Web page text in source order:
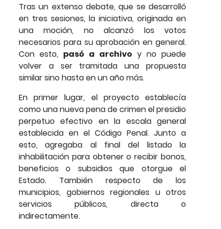
Tras un extenso debate, que se desarrolló
en tres sesiones, la iniciativa, originada en
una moción, no alcanzó los votos
necesarios para su aprobación en general.
Con esto, pasó a archivo y no puede
volver a ser tramitada una propuesta
similar sino hasta en un año más.
En primer lugar, el proyecto establecía
como una nueva pena de crimen el presidio
perpetuo efectivo en la escala general
establecida en el Código Penal. Junto a
esto, agregaba al final del listado la
inhabilitación para obtener o recibir bonos,
beneficios o subsidios que otorgue el
Estado. También respecto de los
municipios, gobiernos regionales u otros
servicios públicos, directa o
indirectamente.